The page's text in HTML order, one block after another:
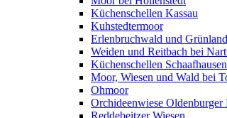
Küchenschellen Kassau
Kuhstedtermoor
Erlenbruchwald und
Weiden und Reitbach bei
Küchenschellen Schaafhausen
Moor, Wiesen und Wald bei
Ohmoor
Orchideenwiese Oldenburger
Reddebeitzer Wiesen